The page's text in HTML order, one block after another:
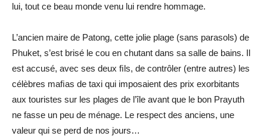
lui, tout ce beau monde venu lui rendre hommage.
L’ancien maire de Patong, cette jolie plage (sans parasols) de
Phuket, s’est brisé le cou en chutant dans sa salle de bains. Il
est accusé, avec ses deux ﬁls, de contrôler (entre autres) les
célèbres maﬁas de taxi qui imposaient des prix exorbitants
aux touristes sur les plages de l’île avant que le bon Prayuth
ne fasse un peu de ménage. Le respect des anciens, une
valeur qui se perd de nos jours…